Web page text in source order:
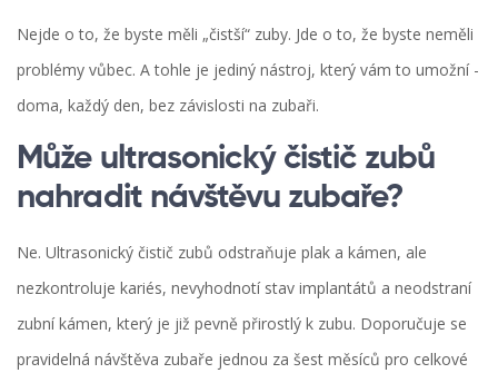
Nejde o to, že byste měli „čistší“ zuby. Jde o to, že byste neměli
problémy vůbec. A tohle je jediný nástroj, který vám to umožní -
doma, každý den, bez závislosti na zubaři.
Může ultrasonický čistič zubů
nahradit návštěvu zubaře?
Ne. Ultrasonický čistič zubů odstraňuje plak a kámen, ale
nezkontroluje kariés, nevyhodnotí stav implantátů a neodstraní
zubní kámen, který je již pevně přirostlý k zubu. Doporučuje se
pravidelná návštěva zubaře jednou za šest měsíců pro celkové